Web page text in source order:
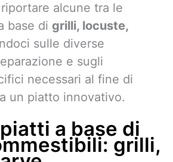
alcune tra le
base di grilli, locuste,
sulle diverse
e sugli
necessari al fine di
un piatto innovativo.
a base di
grilli,